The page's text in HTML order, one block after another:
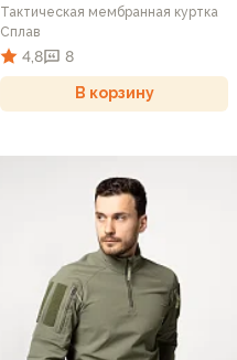
Тактическая мембранная куртка
Сплав
4,8 8
В корзину